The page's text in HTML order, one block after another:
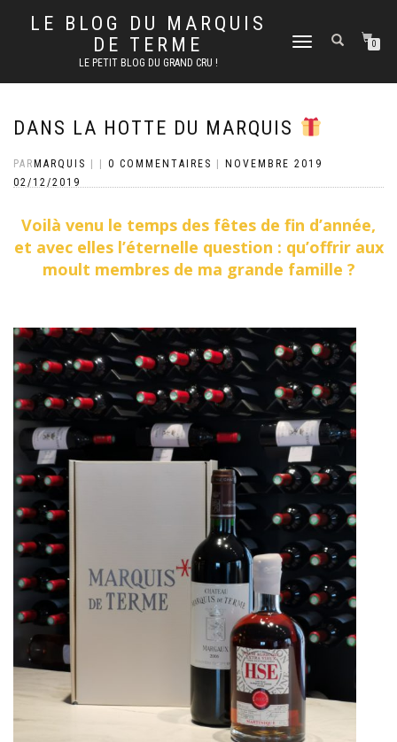
LE BLOG DU MARQUIS
DE TERME
LE PETIT BLOG DU GRAND CRU !
DÉPLIER
0
DANS LA HOTTE DU MARQUIS
PAR MARQUIS
02/12/2019
0 COMMENTAIRES NOVEMBRE 2019
Voilà venu le temps des fêtes de fin d’année,
et avec elles l’éternelle question : qu’offrir aux
moult membres de ma grande famille ?